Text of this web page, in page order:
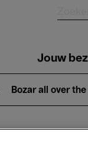
Jouw
Bozar all over